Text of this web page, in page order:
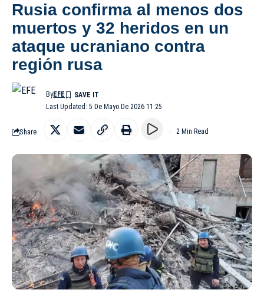
Rusia confirma al menos dos
muertos y 32 heridos en un
ataque ucraniano contra
región rusa
Last Updated: 5 De Mayo De 2026 11:25
ByEFE
Share 2 Min Read